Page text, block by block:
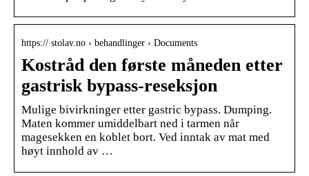
https:// stolav.no › behandlinger › Documents
Kostråd den første måneden etter
gastrisk bypass-reseksjon
Mulige bivirkninger etter gastric bypass. Dumping.
Maten kommer umiddelbart ned i tarmen når
magesekken en koblet bort. Ved inntak av mat med
høyt innhold av …